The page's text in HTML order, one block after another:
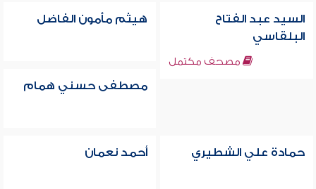
السيد عبد الفتاح
البلقاسي
مصحف مكتمل
هيثم مأمون الفاضل
مصطفى حسني همام
حمادة علي الشطيري أحمد نعمان